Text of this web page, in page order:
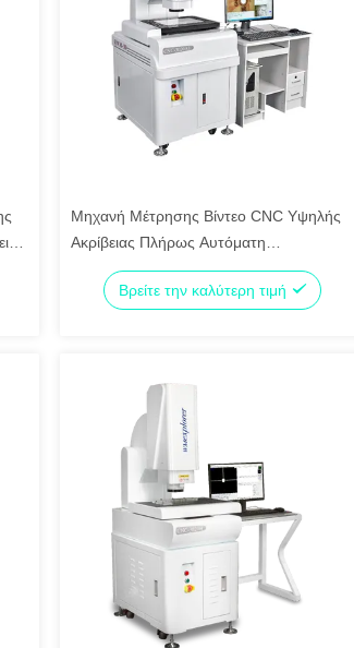
Μηχανή Μέτρησης Βίντεο CNC Υψηλής
Ακρίβειας Πλήρως Αυτόματη
Πιστοποιημένη ISO9001 Οπτικό
Σύστημα Μέτρησης
Βρείτε την καλύτερη τιμή